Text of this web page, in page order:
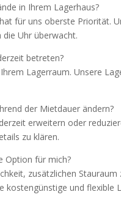
in Ihrem Lagerhaus?
für uns oberste Priorität.
Uhr überwacht.
betreten?
Lagerraum. Unsere
der Mietdauer ändern?
erweitern oder
zu klären.
Option für mich?
zusätzlichen
kostengünstige und flexible